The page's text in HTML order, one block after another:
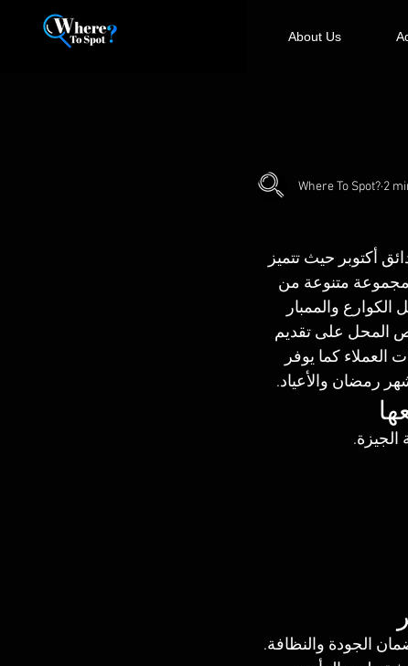
About Us
Where To Spot? 2
أكتوبر حيث تتميز
المحل مجموعة متنوعة من
والممبار
المحل على تقديم
العملاء كما يوفر
رمضان والأعياد.
الجيزة.